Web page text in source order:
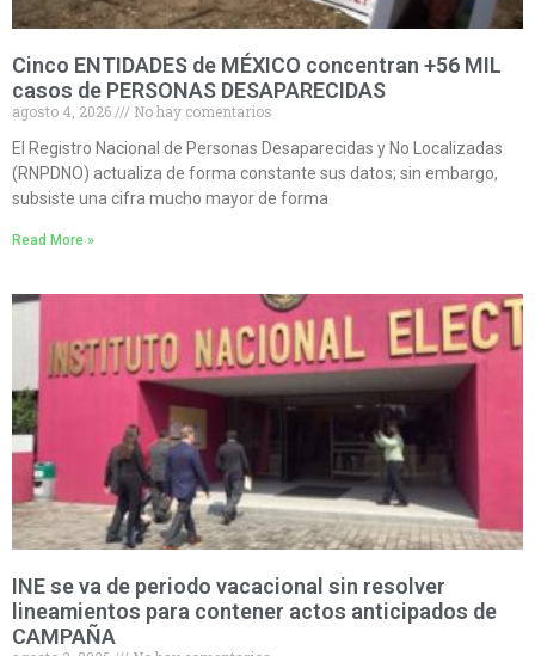
Cinco ENTIDADES de MÉXICO concentran +56 MIL
casos de PERSONAS DESAPARECIDAS
agosto 4, 2026
No hay comentarios
El Registro Nacional de Personas Desaparecidas y No Localizadas
(RNPDNO) actualiza de forma constante sus datos; sin embargo,
subsiste una cifra mucho mayor de forma
Read More »
INE se va de periodo vacacional sin resolver
lineamientos para contener actos anticipados de
CAMPAÑA